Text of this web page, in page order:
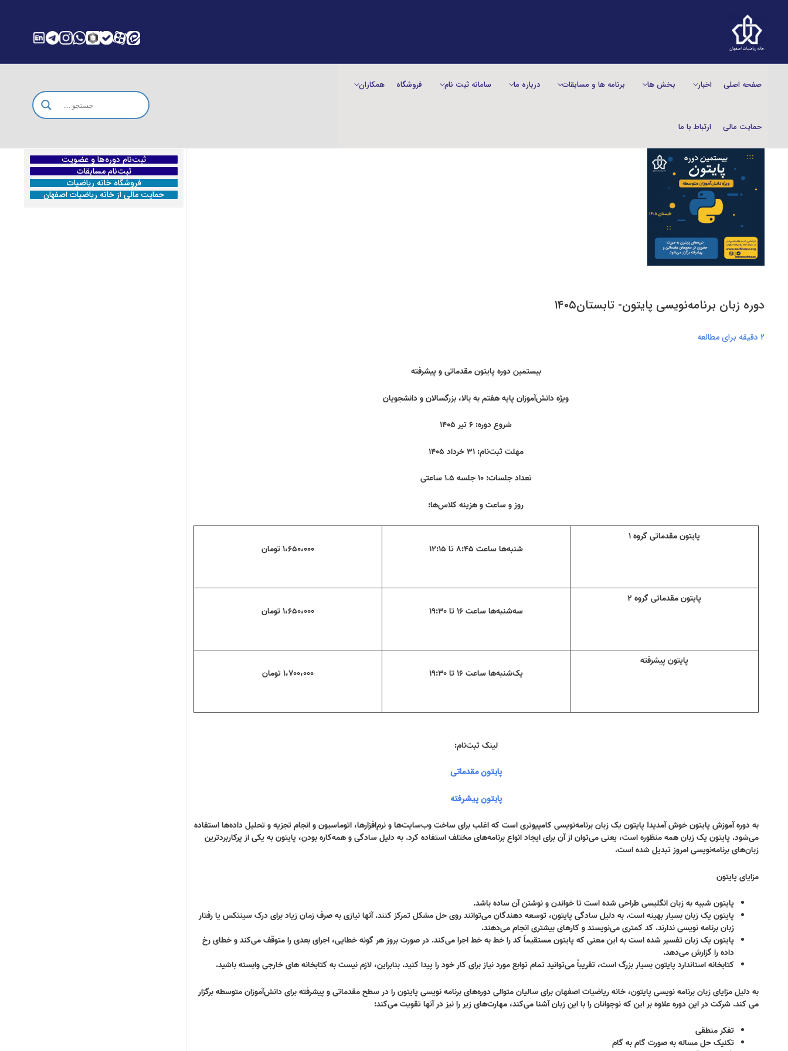
صفحه اصلی اخبار بخش‌ ها برنامه ها و مسابقات درباره ما سامانه ثبت نام فروشگاه همکاران
حمایت مالی ارتباط با ما
دوره زبان برنامه‌نویسی پایتون- تابستان۱۴۰۵
۲ دقیقه برای مطالعه
بیستمین دوره پایتون مقدماتی و پیشرفته
ویژه دانش‌آموزان پایه هفتم به بالا، بزرگسالان و دانشجویان
شروع دوره: ۶ تیر ۱۴۰۵
مهلت ثبت‌نام: ۳۱ خرداد ۱۴۰۵
تعداد جلسات: ۱۰ جلسه ۱.۵ ساعتی
روز و ساعت و هزینه کلاس‌ها:
پایتون مقدماتی گروه ۱
شنبه‌ها ساعت ۸:۴۵ تا ۱۲:۱۵
۱،۶۵۰،۰۰۰ تومان
پایتون مقدماتی گروه ۲
سه‌شنبه‌ها ساعت ۱۶ تا ۱۹:۳۰
۱،۶۵۰،۰۰۰ تومان
پایتون پیشرفته
یک‌شنبه‌ها ساعت ۱۶ تا ۱۹:۳۰
۱،۷۰۰،۰۰۰ تومان
لینک ثبت‌نام:
پایتون مقدماتی
پایتون پیشرفته
به دوره آموزش پایتون خوش آمدید! پایتون یک زبان برنامه‌نویسی کامپیوتری است که اغلب برای ساخت وب‌سایت‌ها و نرم‌افزارها، اتوماسیون و انجام تجزیه و تحلیل داده‌ها استفاده
می‌شود. پایتون یک زبان همه منظوره است، یعنی می‌توان از آن برای ایجاد انواع برنامه‌های مختلف استفاده کرد. به دلیل سادگی و همه‌کاره بودن، پایتون به یکی از پرکاربردترین
زبان‌های برنامه‌نویسی امروز تبدیل شده است.
مزایای پایتون
پایتون شبیه به زبان انگلیسی طراحی شده است تا خواندن و نوشتن آن ساده باشد.
پایتون یک زبان بسیار بهینه است. به دلیل سادگی پایتون، توسعه دهندگان می‌توانند روی حل مشکل تمرکز کنند. آنها نیازی به صرف زمان زیاد برای درک سینتکس یا رفتار
زبان برنامه نویسی ندارند. کد کمتری می‌نویسند و کارهای بیشتری انجام می‌دهند.
پایتون یک زبان تفسیر شده است به این معنی که پایتون مستقیماً کد را خط به خط اجرا می‌کند. در صورت بروز هر گونه خطایی، اجرای بعدی را متوقف می‌کند و خطای رخ
داده را گزارش می‌دهد.
کتابخانه استاندارد پایتون بسیار بزرگ است، تقریباً می‌توانید تمام توابع مورد نیاز برای کار خود را پیدا کنید. بنابراین، لازم نیست به کتابخانه های خارجی وابسته باشید.
به دلیل مزایای زبان برنامه نویسی پایتون، خانه ریاضیات اصفهان برای سالیان متوالی دوره‌های برنامه نویسی پایتون را در سطح مقدماتی و پیشرفته برای دانش‌آموزان متوسطه برگزار
می کند. شرکت‌ در این دوره علاوه بر این که نوجوانان را با این زبان آشنا می‌کند، مهارت‌های زیر را نیز در آنها تقویت می‌کند:
تفکر منطقی
تکنیک حل مساله به صورت گام به گام
ثبت‌نام دوره‌ها و عضویت
ثبت‌نام مسابقات
فروشگاه خانه ریاضیات
حمایت مالی از خانه ریاضیات اصفهان